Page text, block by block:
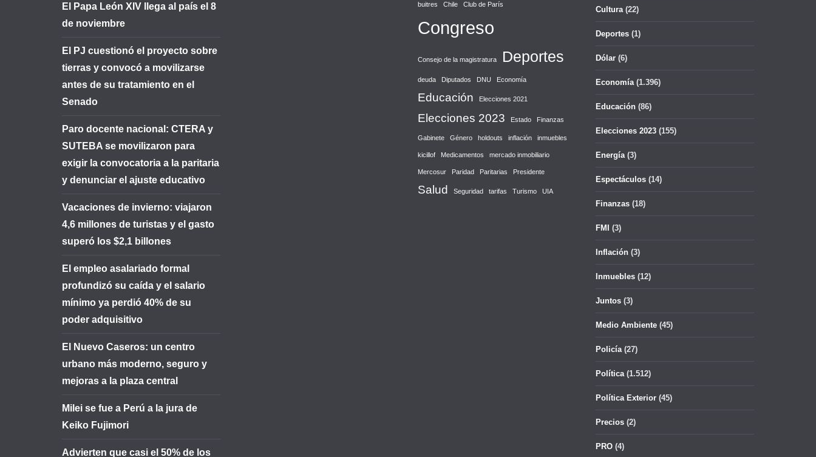
El Papa León XIV llega al país el 8
de noviembre
El PJ cuestionó el proyecto sobre
tierras y convocó a movilizarse
antes de su tratamiento en el
Senado
Paro docente nacional: CTERA y
SUTEBA se movilizaron para
exigir la convocatoria a la paritaria
y denunciar el ajuste educativo
Vacaciones de invierno: viajaron
4,6 millones de turistas y el gasto
superó los $2,1 billones
El empleo asalariado formal
profundizó su caída y el salario
mínimo ya perdió 40% de su
poder adquisitivo
El Nuevo Caseros: un centro
urbano más moderno, seguro y
mejoras a la plaza central
Milei se fue a Perú a la jura de
Keiko Fujimori
Advierten que casi el 50% de los
buitres Chile Club de París
Congreso
Consejo de la magistratura Deportes
deuda Diputados DNU Economía
Educación Elecciones 2021
Elecciones 2023 Estado Finanzas
Gabinete Género holdouts inflación inmuebles
kicillof Medicamentos mercado inmobiliario
Mercosur Paridad Paritarias Presidente
Salud Seguridad tarifas Turismo UIA
Cultura(22)
Deportes (1)
Dólar (6)
Economía(1.396)
Educación (86)
Elecciones 2023 (155)
Energía(3)
Espectáculos (14)
Finanzas (18)
FMI (3)
Inflación (3)
Inmuebles (12)
Juntos (3)
Medio Ambiente (45)
Policía(27)
Política(1.512)
Política Exterior (45)
Precios (2)
PRO (4)